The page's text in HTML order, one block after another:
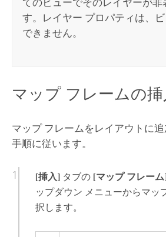
す。レイヤー プロパティは、
できません。
マップ フレームの挿
マップ フレームをレイアウトに
手順に従います。
[挿入]タブの [マップ フレー
ップダウン メニューからマッ
択します。